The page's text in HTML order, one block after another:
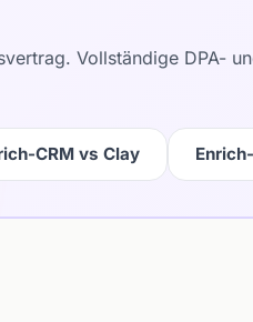
Vollständige DPA-
CRM vs Clay